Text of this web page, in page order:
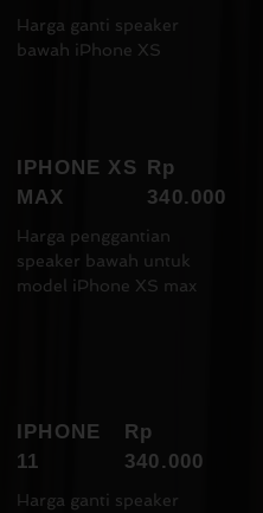
Harga ganti speaker
bawah iPhone XS
IPHONE XS
MAX
Rp
340.000
Harga penggantian
speaker bawah untuk
model iPhone XS max
IPHONE
11
Rp
340.000
Harga ganti speaker